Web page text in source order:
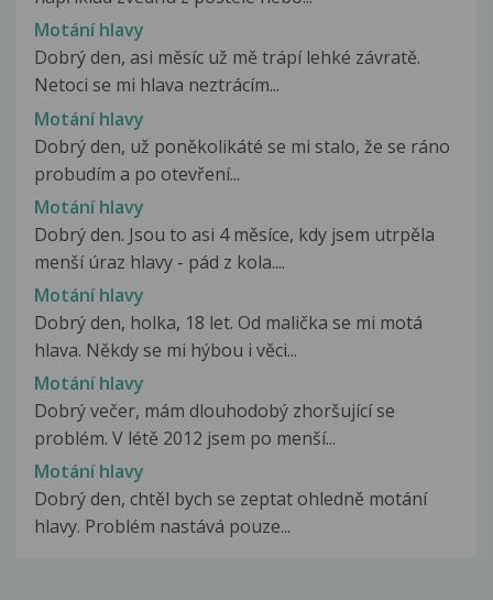
Motání hlavy
Dobrý den, asi měsíc už mě trápí lehké závratě.
Netoci se mi hlava neztrácím...
Motání hlavy
Dobrý den, už poněkolikáté se mi stalo, že se ráno
probudím a po otevření...
Motání hlavy
Dobrý den. Jsou to asi 4 měsíce, kdy jsem utrpěla
menší úraz hlavy - pád z kola....
Motání hlavy
Dobrý den, holka, 18 let. Od malička se mi motá
hlava. Někdy se mi hýbou i věci...
Motání hlavy
Dobrý večer, mám dlouhodobý zhoršující se
problém. V létě 2012 jsem po menší...
Motání hlavy
Dobrý den, chtěl bych se zeptat ohledně motání
hlavy. Problém nastává pouze...